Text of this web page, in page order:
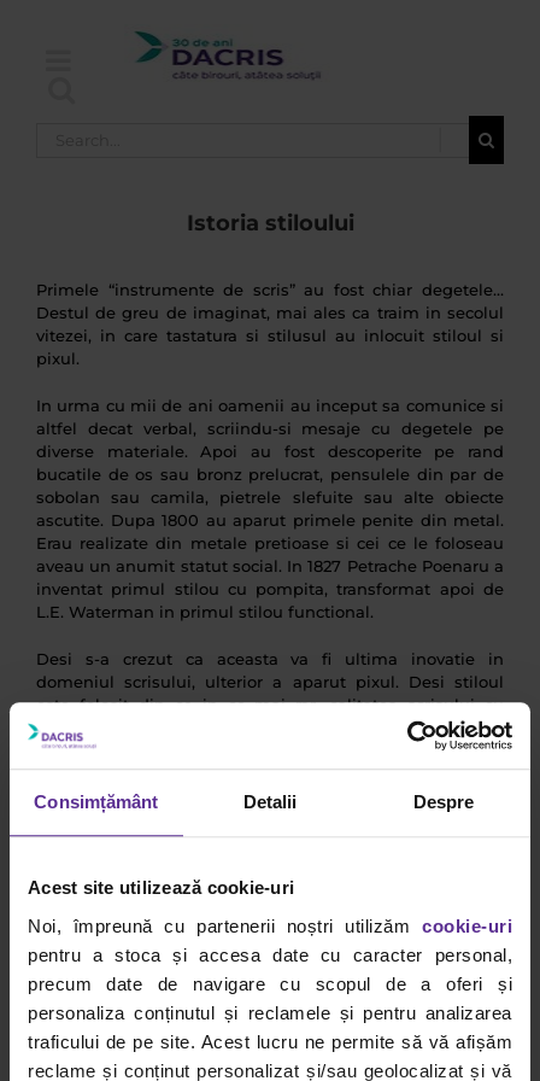
Consimțământ Detalii Despre
Acest site utilizează cookie-uri
Noi, împreună cu partenerii noștri utilizăm cookie-uri
pentru a stoca și accesa date cu caracter personal,
precum date de navigare cu scopul de a oferi și
personaliza conținutul și reclamele și pentru analizarea
traficului de pe site. Acest lucru ne permite să vă afișăm
reclame și conținut personalizat și/sau geolocalizat și vă
Istoria stiloului
Primele “instrumente de scris” au fost chiar degetele…
Destul de greu de imaginat, mai ales ca traim in secolul
vitezei, in care tastatura si stilusul au inlocuit stiloul si
pixul.
In urma cu mii de ani oamenii au inceput sa comunice si
altfel decat verbal, scriindu-si mesaje cu degetele pe
diverse materiale. Apoi au fost descoperite pe rand
bucatile de os sau bronz prelucrat, pensulele din par de
sobolan sau camila, pietrele slefuite sau alte obiecte
ascutite. Dupa 1800 au aparut primele penite din metal.
Erau realizate din metale pretioase si cei ce le foloseau
aveau un anumit statut social. In 1827 Petrache Poenaru a
inventat primul stilou cu pompita, transformat apoi de
L.E. Waterman in primul stilou functional.
Desi s-a crezut ca aceasta va fi ultima inovatie in
domeniul scrisului, ulterior a aparut pixul. Desi stiloul
este folosit din ce in ce mai rar, calitatea scrisului cu
stiloul ramane superioara celei cu pixul. In prezent stiloul
“de lux” a redevenit un instrument ce vorbeste despre
statul persoanei care il foloseste.
Dacris.
Alexandra Petrusca
www.citynews.ro
comanda stilouri pewww.papetarie.net
Autor